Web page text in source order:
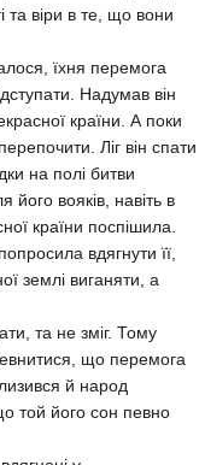
та віри в те, що вони
їхня перемога
Надумав він
країни. А поки
Ліг він спати
на полі битви
його вояків, навіть в
країни поспішила.
вдягнути її,
землі виганяти, а
та не зміг. Тому
що перемога
й народ
той його сон певно